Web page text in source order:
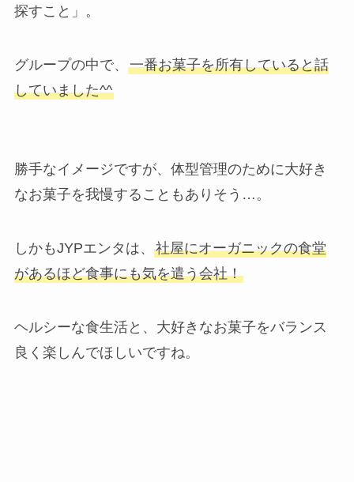
探すこと」。
グループの中で、 一番お菓子を所有していると話
していました^^
勝手なイメージですが、体型管理のために大好き
なお菓子を我慢することもありそう…。
しかもJYPエンタは、 社屋にオーガニックの食堂
があるほど食事にも気を遣う会社！
ヘルシーな食生活と、大好きなお菓子をバランス
良く楽しんでほしいですね。